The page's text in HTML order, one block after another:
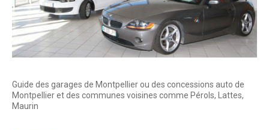
Guide des garages de Montpellier ou des concessions auto de
Montpellier et des communes voisines comme Pérols, Lattes,
Maurin